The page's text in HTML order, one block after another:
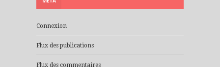
Connexion
Flux des publications
Flux des commentaires